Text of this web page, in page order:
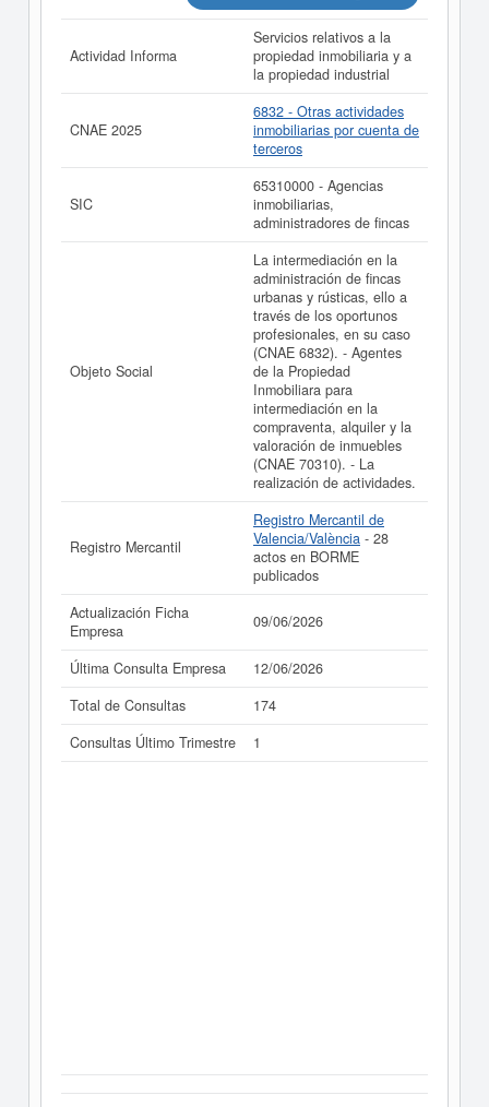
realizado el 09/06/2026.
Actividad Informa
Servicios relativos a la
propiedad inmobiliaria y a
la propiedad industrial
CNAE 2025
6832 - Otras actividades
inmobiliarias por cuenta de
terceros
SIC
65310000 - Agencias
inmobiliarias,
administradores de fincas
Objeto Social
La intermediación en la
administración de fincas
urbanas y rústicas, ello a
través de los oportunos
profesionales, en su caso
(CNAE 6832). - Agentes
de la Propiedad
Inmobiliara para
intermediación en la
compraventa, alquiler y la
valoración de inmuebles
(CNAE 70310). - La
realización de actividades.
Registro Mercantil
Registro Mercantil de
Valencia/València - 28
actos en BORME
publicados
Actualización Ficha
Empresa
09/06/2026
Última Consulta Empresa
12/06/2026
Total de Consultas
174
Consultas Último Trimestre
1